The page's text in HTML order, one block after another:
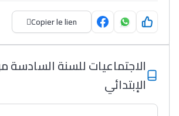
Copier le lien
الاجتماعيات للسنة السادسة
الإبتدائي